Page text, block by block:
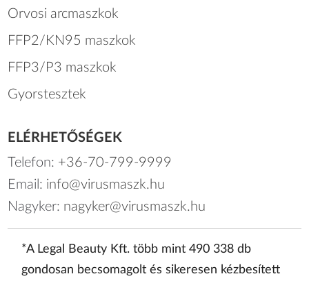
Orvosi arcmaszkok
FFP2/KN95 maszkok
FFP3/P3 maszkok
Gyorstesztek
ELÉRHETŐSÉGEK
Telefon: +36-70-799-9999
Email: info@virusmaszk.hu
Nagyker: nagyker@virusmaszk.hu
*A Legal Beauty Kft. több mint 490 338 db
gondosan becsomagolt és sikeresen kézbesített